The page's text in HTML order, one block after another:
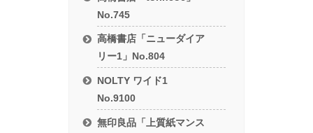
No.745
高橋書店「ニューダイア
リー1」No.804
NOLTY ワイド1
No.9100
無印良品「上質紙マンス